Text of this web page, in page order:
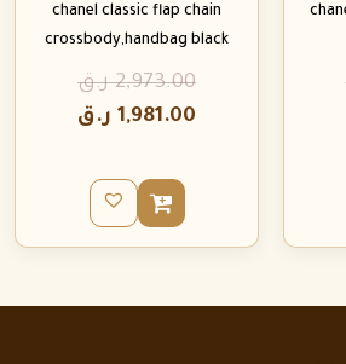
chanel classic flap chain
crossbody,handbag black
2,973.00 ر.ق
1,981.00 ر.ق